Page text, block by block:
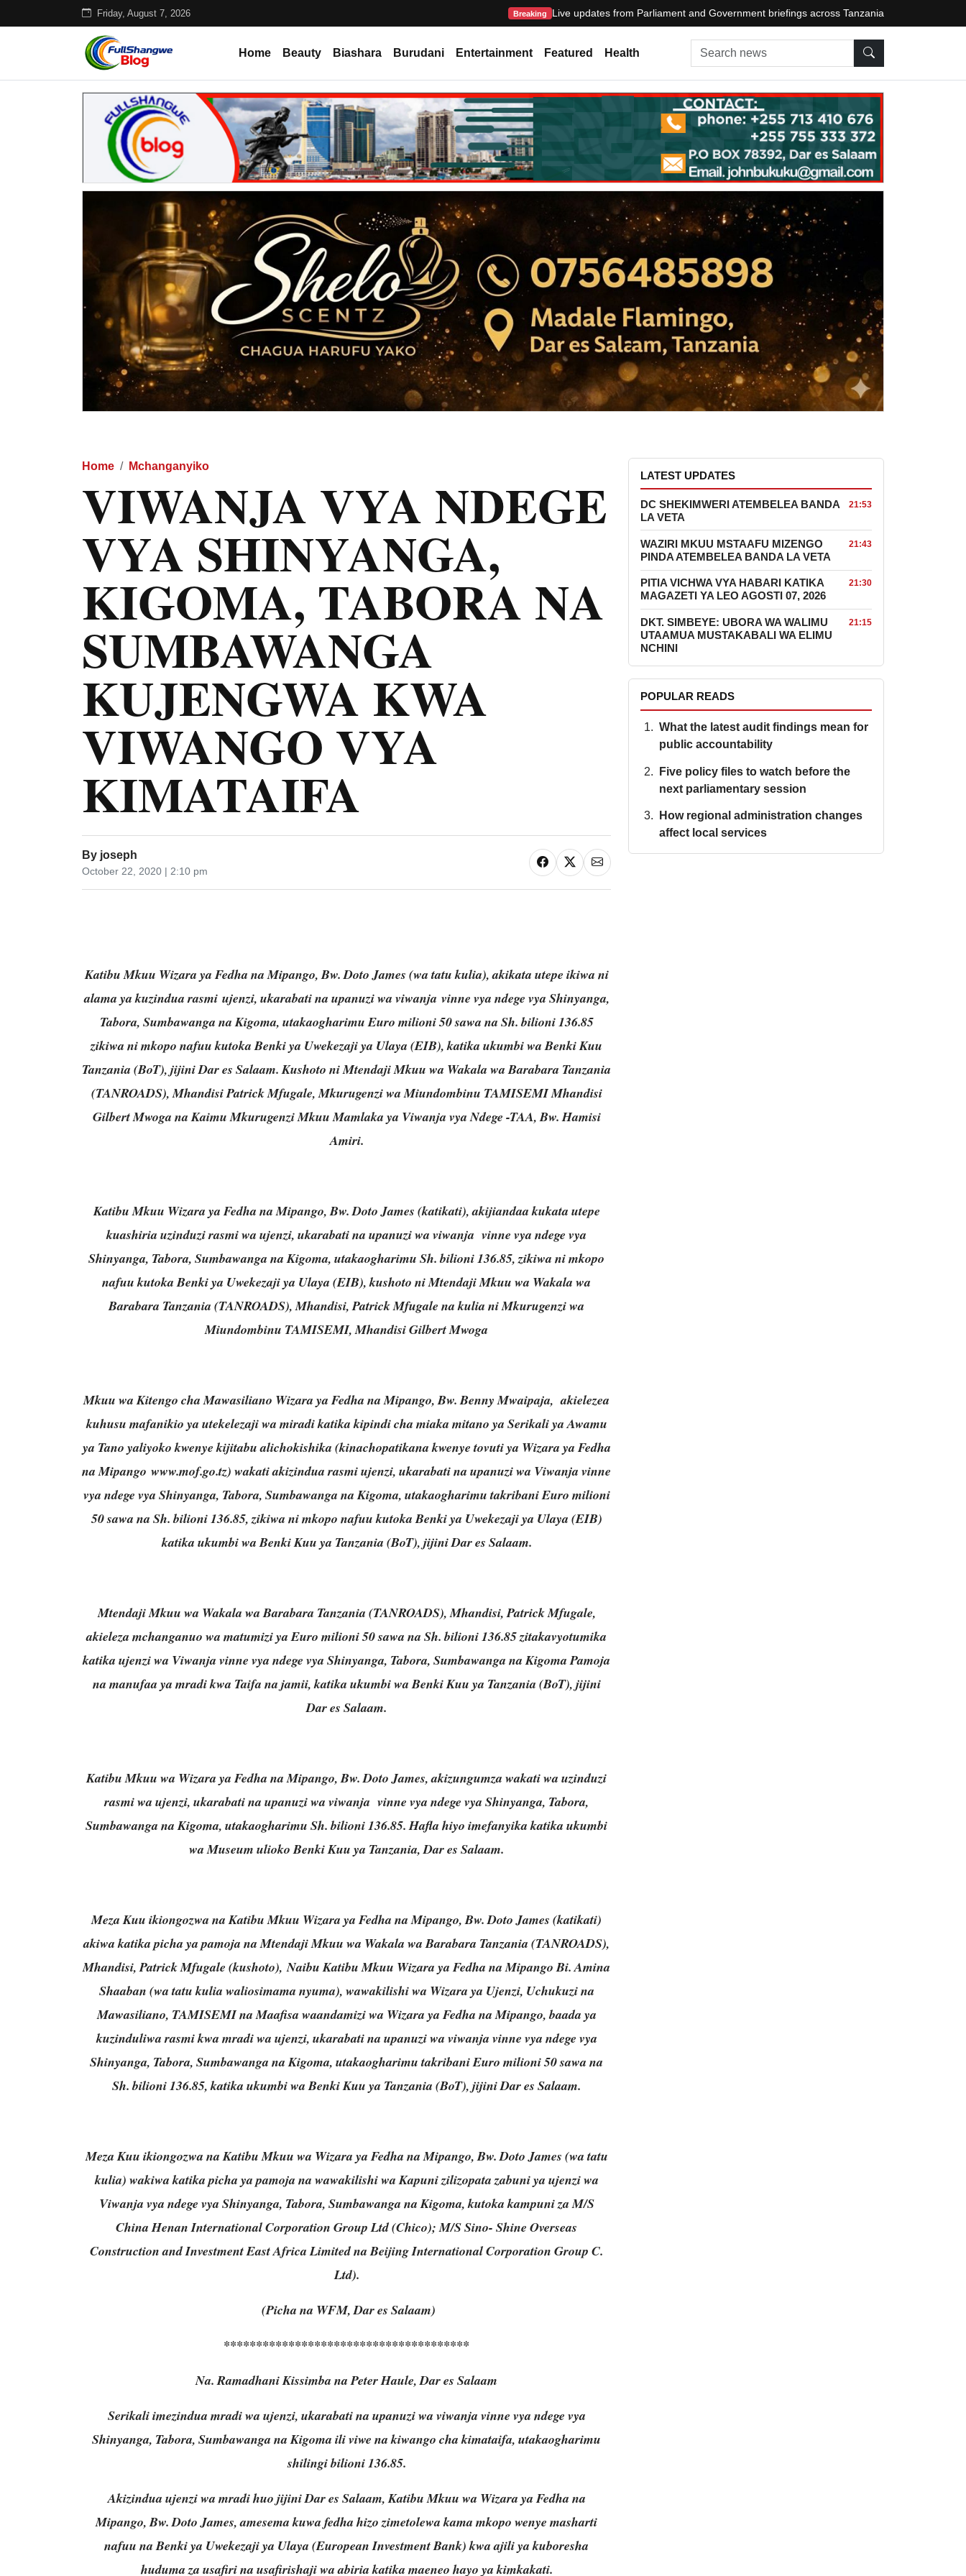
Friday, August 7, 2026 Breaking Live updates from Parliament and Government briefings across Tanzania
Home Beauty Biashara Burudani Entertainment Featured Health Search news
Home Mchanganyiko
VIWANJA VYA NDEGE
VYA SHINYANGA,
KIGOMA, TABORA NA
SUMBAWANGA
KUJENGWA KWA
VIWANGO VYA
KIMATAIFA
By joseph
October 22, 2020 | 2:10 pm
Katibu Mkuu Wizara ya Fedha na Mipango, Bw. Doto James (wa tatu kulia), akikata utepe ikiwa ni
alama ya kuzindua rasmi ujenzi, ukarabati na upanuzi wa viwanja vinne vya ndege vya Shinyanga,
Tabora, Sumbawanga na Kigoma, utakaogharimu Euro milioni 50 sawa na Sh. bilioni 136.85
zikiwa ni mkopo nafuu kutoka Benki ya Uwekezaji ya Ulaya (EIB), katika ukumbi wa Benki Kuu
Tanzania (BoT), jijini Dar es Salaam. Kushoto ni Mtendaji Mkuu wa Wakala wa Barabara Tanzania
(TANROADS), Mhandisi Patrick Mfugale, Mkurugenzi wa Miundombinu TAMISEMI Mhandisi
Gilbert Mwoga na Kaimu Mkurugenzi Mkuu Mamlaka ya Viwanja vya Ndege -TAA, Bw. Hamisi
Amiri.
Katibu Mkuu Wizara ya Fedha na Mipango, Bw. Doto James (katikati), akijiandaa kukata utepe
kuashiria uzinduzi rasmi wa ujenzi, ukarabati na upanuzi wa viwanja vinne vya ndege vya
Shinyanga, Tabora, Sumbawanga na Kigoma, utakaogharimu Sh. bilioni 136.85, zikiwa ni mkopo
nafuu kutoka Benki ya Uwekezaji ya Ulaya (EIB), kushoto ni Mtendaji Mkuu wa Wakala wa
Barabara Tanzania (TANROADS), Mhandisi, Patrick Mfugale na kulia ni Mkurugenzi wa
Miundombinu TAMISEMI, Mhandisi Gilbert Mwoga
Mkuu wa Kitengo cha Mawasiliano Wizara ya Fedha na Mipango, Bw. Benny Mwaipaja, akielezea
kuhusu mafanikio ya utekelezaji wa miradi katika kipindi cha miaka mitano ya Serikali ya Awamu
ya Tano yaliyoko kwenye kijitabu alichokishika (kinachopatikana kwenye tovuti ya Wizara ya Fedha
na Mipango www.mof.go.tz) wakati akizindua rasmi ujenzi, ukarabati na upanuzi wa Viwanja vinne
vya ndege vya Shinyanga, Tabora, Sumbawanga na Kigoma, utakaogharimu takribani Euro milioni
50 sawa na Sh. bilioni 136.85, zikiwa ni mkopo nafuu kutoka Benki ya Uwekezaji ya Ulaya (EIB)
katika ukumbi wa Benki Kuu ya Tanzania (BoT), jijini Dar es Salaam.
Mtendaji Mkuu wa Wakala wa Barabara Tanzania (TANROADS), Mhandisi, Patrick Mfugale,
akieleza mchanganuo wa matumizi ya Euro milioni 50 sawa na Sh. bilioni 136.85 zitakavyotumika
katika ujenzi wa Viwanja vinne vya ndege vya Shinyanga, Tabora, Sumbawanga na Kigoma Pamoja
na manufaa ya mradi kwa Taifa na jamii, katika ukumbi wa Benki Kuu ya Tanzania (BoT), jijini
Dar es Salaam.
Katibu Mkuu wa Wizara ya Fedha na Mipango, Bw. Doto James, akizungumza wakati wa uzinduzi
rasmi wa ujenzi, ukarabati na upanuzi wa viwanja vinne vya ndege vya Shinyanga, Tabora,
Sumbawanga na Kigoma, utakaogharimu Sh. bilioni 136.85. Hafla hiyo imefanyika katika ukumbi
wa Museum ulioko Benki Kuu ya Tanzania, Dar es Salaam.
Meza Kuu ikiongozwa na Katibu Mkuu Wizara ya Fedha na Mipango, Bw. Doto James (katikati)
akiwa katika picha ya pamoja na Mtendaji Mkuu wa Wakala wa Barabara Tanzania (TANROADS),
Mhandisi, Patrick Mfugale (kushoto), Naibu Katibu Mkuu Wizara ya Fedha na Mipango Bi. Amina
Shaaban (wa tatu kulia waliosimama nyuma), wawakilishi wa Wizara ya Ujenzi, Uchukuzi na
Mawasiliano, TAMISEMI na Maafisa waandamizi wa Wizara ya Fedha na Mipango, baada ya
kuzinduliwa rasmi kwa mradi wa ujenzi, ukarabati na upanuzi wa viwanja vinne vya ndege vya
Shinyanga, Tabora, Sumbawanga na Kigoma, utakaogharimu takribani Euro milioni 50 sawa na
Sh. bilioni 136.85, katika ukumbi wa Benki Kuu ya Tanzania (BoT), jijini Dar es Salaam.
Meza Kuu ikiongozwa na Katibu Mkuu wa Wizara ya Fedha na Mipango, Bw. Doto James (wa tatu
kulia) wakiwa katika picha ya pamoja na wawakilishi wa Kapuni zilizopata zabuni ya ujenzi wa
Viwanja vya ndege vya Shinyanga, Tabora, Sumbawanga na Kigoma, kutoka kampuni za M/S
China Henan International Corporation Group Ltd (Chico); M/S Sino- Shine Overseas
Construction and Investment East Africa Limited na Beijing International Corporation Group C.
Ltd).
(Picha na WFM, Dar es Salaam)
**************************************
Na. Ramadhani Kissimba na Peter Haule, Dar es Salaam
Serikali imezindua mradi wa ujenzi, ukarabati na upanuzi wa viwanja vinne vya ndege vya
Shinyanga, Tabora, Sumbawanga na Kigoma ili viwe na kiwango cha kimataifa, utakaogharimu
shilingi bilioni 136.85.
Akizindua ujenzi wa mradi huo jijini Dar es Salaam, Katibu Mkuu wa Wizara ya Fedha na
Mipango, Bw. Doto James, amesema kuwa fedha hizo zimetolewa kama mkopo wenye masharti
nafuu na Benki ya Uwekezaji ya Ulaya (European Investment Bank) kwa ajili ya kuboresha
huduma za usafiri na usafirishaji wa abiria katika maeneo hayo ya kimkakati.
LATEST UPDATES
DC SHEKIMWERI ATEMBELEA BANDA
LA VETA
21:53
WAZIRI MKUU MSTAAFU MIZENGO
PINDA ATEMBELEA BANDA LA VETA
21:43
PITIA VICHWA VYA HABARI KATIKA
MAGAZETI YA LEO AGOSTI 07, 2026
21:30
DKT. SIMBEYE: UBORA WA WALIMU
UTAAMUA MUSTAKABALI WA ELIMU
NCHINI
21:15
POPULAR READS
What the latest audit findings mean for
public accountability
Five policy files to watch before the
next parliamentary session
How regional administration changes
affect local services